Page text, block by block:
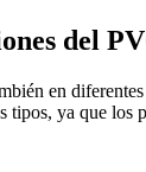
del
en
tipos, ya que